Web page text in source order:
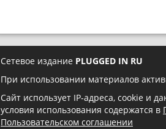
Сетевое издание PLUGGED IN RU
При использовании материалов
Сайт использует IP-адреса, cookie и
условия использования содержатся в
Пользовательском соглашении